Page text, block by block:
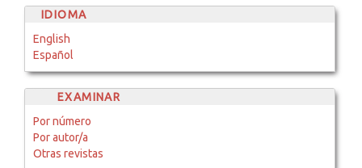
IDIOMA
English
Español
EXAMINAR
Por número
Por autor/a
Otras revistas